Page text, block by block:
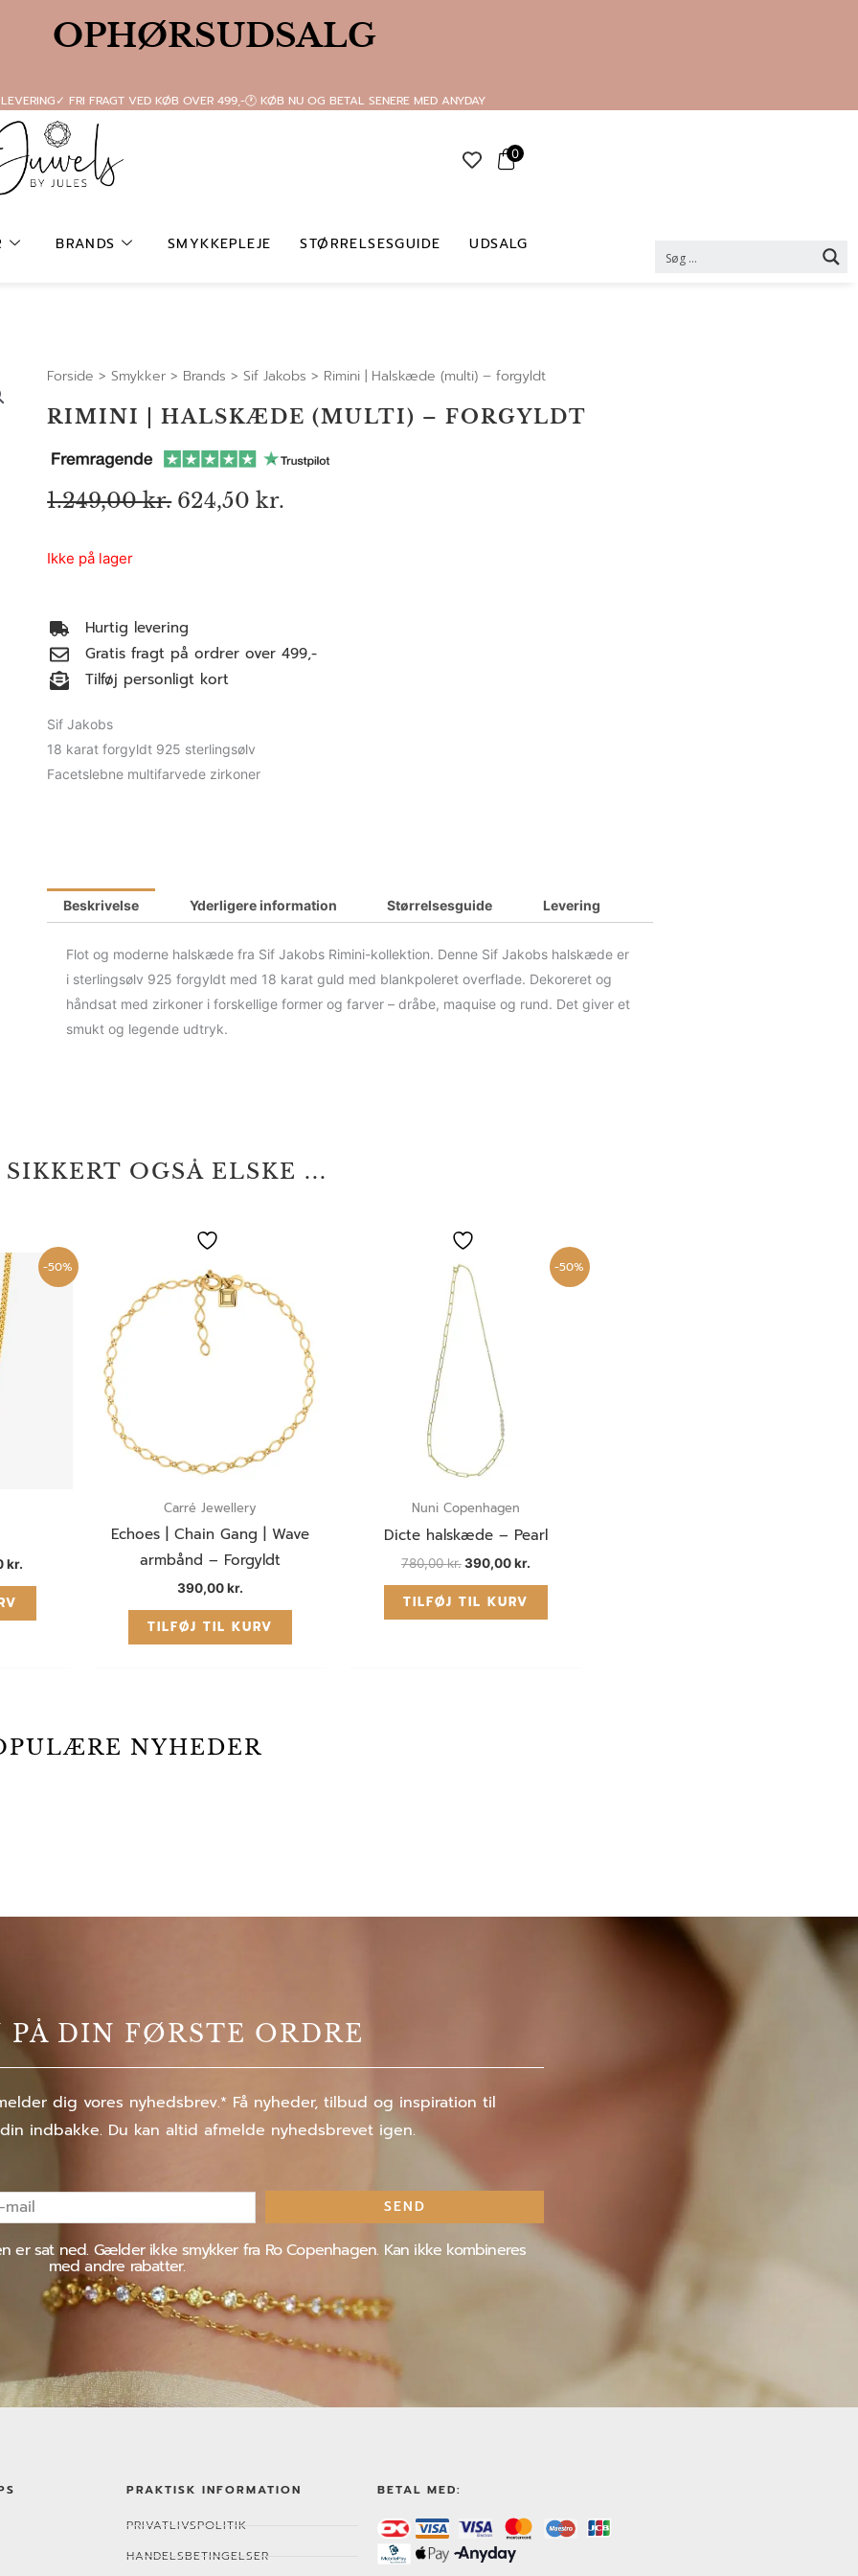
OPHØRSUDSALG
✓ FRI FRAGT VED KØB OVER 499,-🕐 KØB NU OG BETAL SENERE MED ANYDAY
0
BRANDS SMYKKEPLEJE STØRRELSESGUIDE UDSALG
Forside >Smykker > Brands >Sif Jakobs > Rimini | Halskæde (multi) – forgyldt
RIMINI | HALSKÆDE (MULTI) – FORGYLDT
1.249,00kr. Den
624,50kr.
Ikke på lager
Hurtig levering
Gratis fragt på ordrer over 499,-
Tilføj personligt kort
Sif Jakobs
18 karat forgyldt 925 sterlingsølv
Facetslebne multifarvede zirkoner
Beskrivelse Yderligere information Størrelsesguide Levering
Flot og moderne halskæde fra Sif Jakobs Rimini-kollektion. Denne Sif Jakobs halskæde er
i sterlingsølv 925 forgyldt med 18 karat guld med blankpoleret overflade. Dekoreret og
håndsat med zirkoner i forskellige former og farver – dråbe, maquise og rund. Det giver et
smukt og legende udtryk.
OGSÅ ELSKE ...
-50%
kr..
kr.
pris
er:
999,50 kr..
Carré Jewellery
Echoes | Chain Gang | Wave
armbånd – Forgyldt
390,00kr.
TILFØJ TIL KURV
-50%
Nuni Copenhagen
Dicte halskæde – Pearl
780,00kr.
oprindelige
var:
780,00 kr..
390,00kr.
pris
390,00 kr..
TILFØJ TIL KURV
NYHEDER
PÅ DIN FØRSTE ORDRE
dig vores nyhedsbrev.* Få nyheder, tilbud og inspiration til
indbakke. Du kan altid afmelde nyhedsbrevet igen.
SEND
sat ned. Gælder ikke smykker fra Ro Copenhagen. Kan ikke kombineres
med andre rabatter.
PRAKTISK INFORMATION
PRIVATLIVSPOLITIK
HANDELSBETINGELSER
BETAL MED: